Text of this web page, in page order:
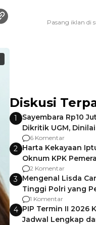
Diskusi
1
Sayembara Rp10
Dikritik UGM,
Gagalnya Negara
6 Komentar
2 Harta Kekayaan
Oknum KPK
Pemalang
2 Komentar
3 Mengenal Lisda
Tinggi Polri yang
Usai Jadi Brigjen
1 Komentar
4 PIP Termin II 2026
Jadwal Lengkap